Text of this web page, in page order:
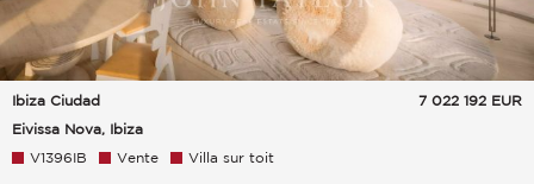
Ibiza Ciudad
Eivissa Nova, Ibiza
7 022 192 EUR
V1396IB Vente Villa sur toit